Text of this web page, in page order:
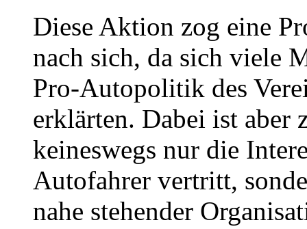
Diese Aktion zog eine
nach sich, da sich viele
Pro-Autopolitik des
erklärten. Dabei ist aber
keineswegs nur die
Autofahrer vertritt,
nahe stehender